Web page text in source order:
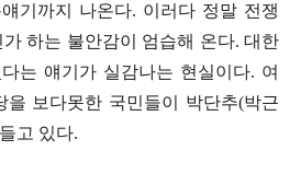
기까지 나온다. 이러다 정말 전쟁
하는 불안감이 엄습해 온다. 대한
는 얘기가 실감나는 현실이다. 여
을 보다못한 국민들이 박단추(박근
고 있다.